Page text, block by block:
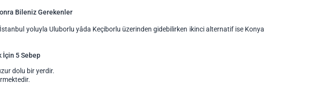
Bileniz Gerekenler
yoluyla Uluborlu yâda Keçiborlu üzerinden gidebilirken ikinci alternatif ise Konya
İçin 5 Sebep
dolu bir yerdir.